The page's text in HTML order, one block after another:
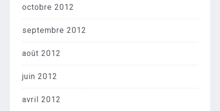
octobre 2012
septembre 2012
août 2012
juin 2012
avril 2012